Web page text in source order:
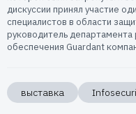
дискуссии принял участие
специалистов в области
руководитель
обеспечения Guardant
выставка